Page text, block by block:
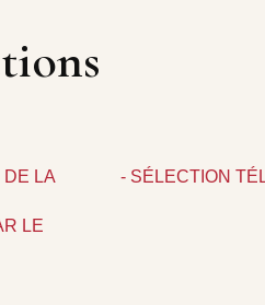
DE LA
- SÉLECTION
LE